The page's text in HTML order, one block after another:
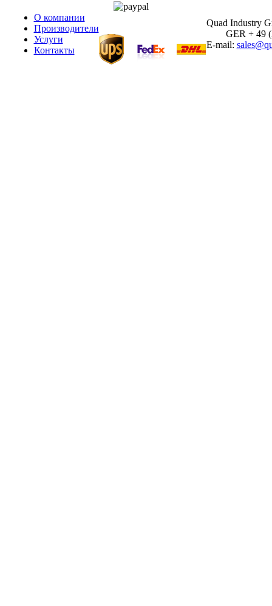
О компании
Производители
Услуги
Контакты
Quad Industry
GER + 49
E-mail: